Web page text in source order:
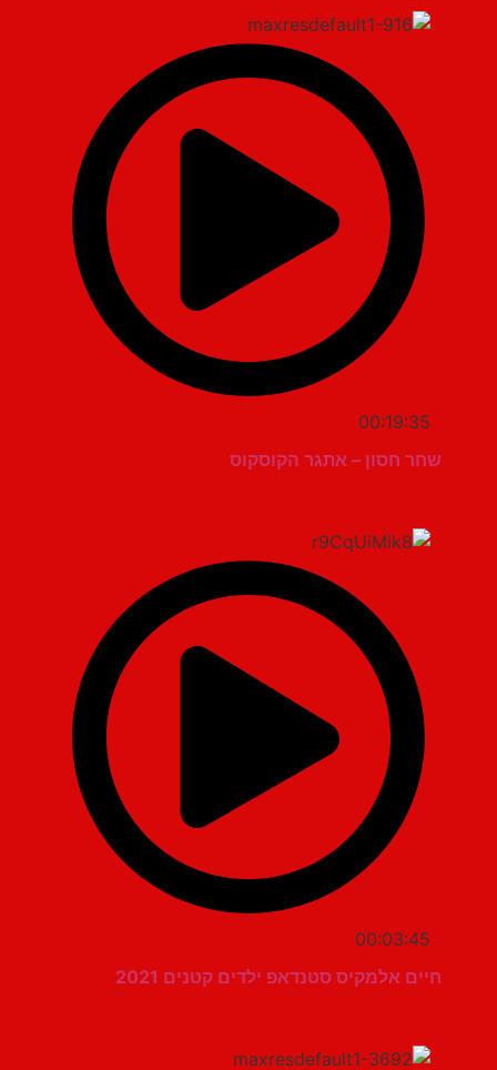
00:19:35
שחר חסון – אתגר הקוסקוס
00:03:45
חיים אלמקיס סטנדאפ ילדים קטנים 2021